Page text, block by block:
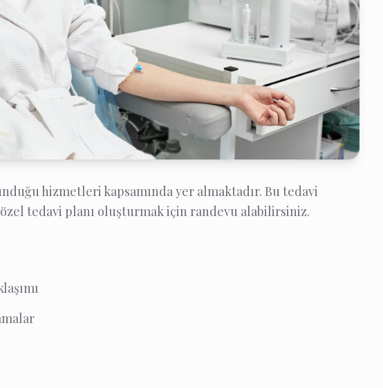
hizmetleri kapsamında yer almaktadır. Bu tedavi
tedavi planı oluşturmak için randevu alabilirsiniz.